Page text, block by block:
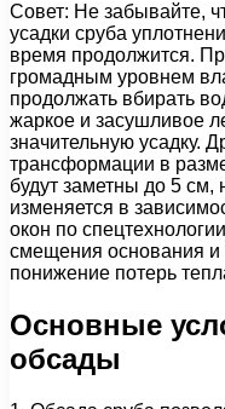
Совет: Не забывайте,
усадки сруба
время продолжится.
громадным уровнем
продолжать вбирать
жаркое и засушливое
значительную усадку.
трансформации в
будут заметны до 5 см,
изменяется в
окон по
смещения основания и
понижение потерь
Основные
обсады